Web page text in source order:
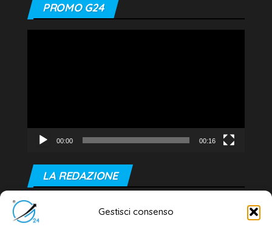
Gestisci consenso
PROMO G24
00:00 00:16
LA REDAZIONE
Editore e direttore responsabile:
Dott. Daniele G. Masciullo